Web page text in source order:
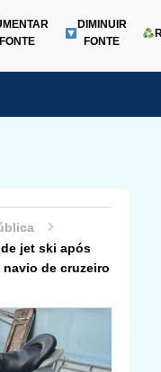
Menu
FONTE
DIMINUIR
FONTE
jet ski após
de cruzeiro